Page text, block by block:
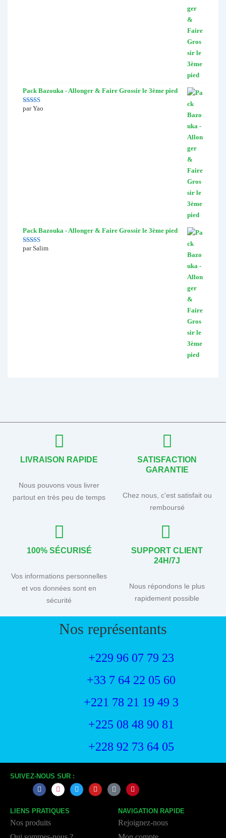
Pack Bazouka - Allonger & Faire Grossir le 3ème pied
Note4sur
par Yao
Pack Bazouka - Allonger & Faire Grossir le 3ème pied
Note5sur 5
par Salim
LIVRAISON RAPIDE
Nous pouvons vous livrer
partout en très peu de temps
SATISFACTION
GARANTIE
Chez nous, c'est satisfait ou
remboursé
100% SÉCURISÉ
Vos informations personnelles
et vos données sont en
sécurité
SUPPORT CLIENT
24H/7J
Nous répondons le plus
rapidement possible
Nos représentants
+229 96 07 79 23
+33 7 64 22 05 60
+221 78 21 19 49 3
+225 08 48 90 81
+228 92 73 64 05
SUIVEZ-NOUS SUR :
LIENS PRATIQUES
Nos produits
NAVIGATION RAPIDE
Rejoignez-nous